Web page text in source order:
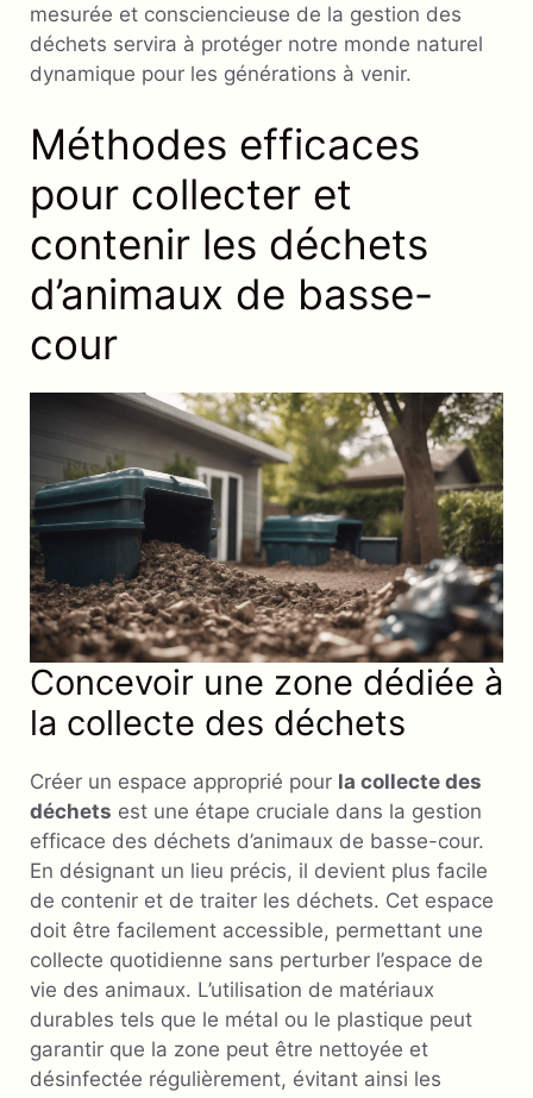
mesurée et consciencieuse de la gestion des
déchets servira à protéger notre monde naturel
dynamique pour les générations à venir.
Méthodes efficaces
pour collecter et
contenir les déchets
d’animaux de basse-
cour
Concevoir une zone dédiée à
la collecte des déchets
Créer un espace approprié pour la collecte des
déchets est une étape cruciale dans la gestion
efficace des déchets d’animaux de basse-cour.
En désignant un lieu précis, il devient plus facile
de contenir et de traiter les déchets. Cet espace
doit être facilement accessible, permettant une
collecte quotidienne sans perturber l’espace de
vie des animaux. L’utilisation de matériaux
durables tels que le métal ou le plastique peut
garantir que la zone peut être nettoyée et
désinfectée régulièrement, évitant ainsi les